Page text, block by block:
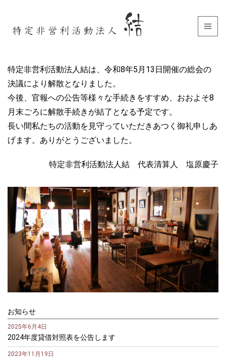
特定非営利活動法人結は、令和8年5月13日開催の総会の
決議により解散となりました。
今後、官報への公告等様々な手続きをすすめ、おおよそ8
月末ごろに解散手続きが結了となる予定です。
長い間私たちの活動を見守っていただきあつく御礼申しあ
げます。ありがとうございました。
特定非営利活動法人結 代表清算人 塩原慶子
お知らせ
2025年6月4日
2024年度貸借対照表を公告します
2023年11月19日